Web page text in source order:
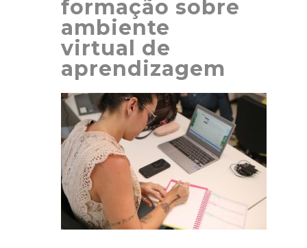
formação sobre
ambiente
virtual de
aprendizagem